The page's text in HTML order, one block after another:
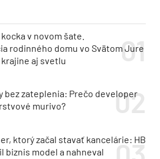
kocka v novom šate.
rodinného domu vo Svätom Jure
aj svetlu
murivo?
biznis model a nahneval